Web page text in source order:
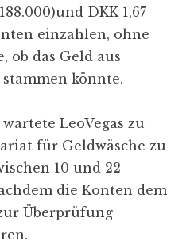
DKK 1,67
einzahlen, ohne
ob das Geld aus
könnte.
LeoVegas zu
für Geldwäsche zu
10 und 22
die Konten dem
Überprüfung